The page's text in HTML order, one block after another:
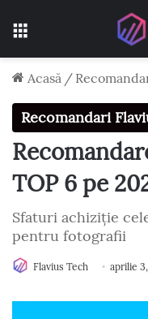
Acasă /
Recomandari
TOP 6 pe
Sfaturi achiziție
pentru fotografii
Flavius Tech aprilie